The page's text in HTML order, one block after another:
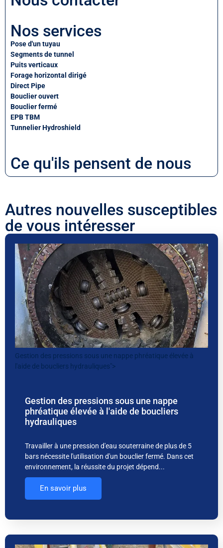
Nos services
Pose d'un tuyau
Segments de tunnel
Puits verticaux
Forage horizontal dirigé
Direct Pipe
Bouclier ouvert
Bouclier fermé
EPB TBM
Tunnelier Hydroshield
Ce qu'ils pensent de nous
Autres nouvelles susceptibles
de vous intéresser
Gestion des pressions sous une nappe phréatique élevée à
l'aide de boucliers hydrauliques">
Gestion des pressions sous une nappe
phréatique élevée à l'aide de boucliers
hydrauliques
Travailler à une pression d'eau souterraine de plus de 5
bars nécessite l'utilisation d'un bouclier fermé. Dans cet
environnement, la réussite du projet dépend...
En savoir plus